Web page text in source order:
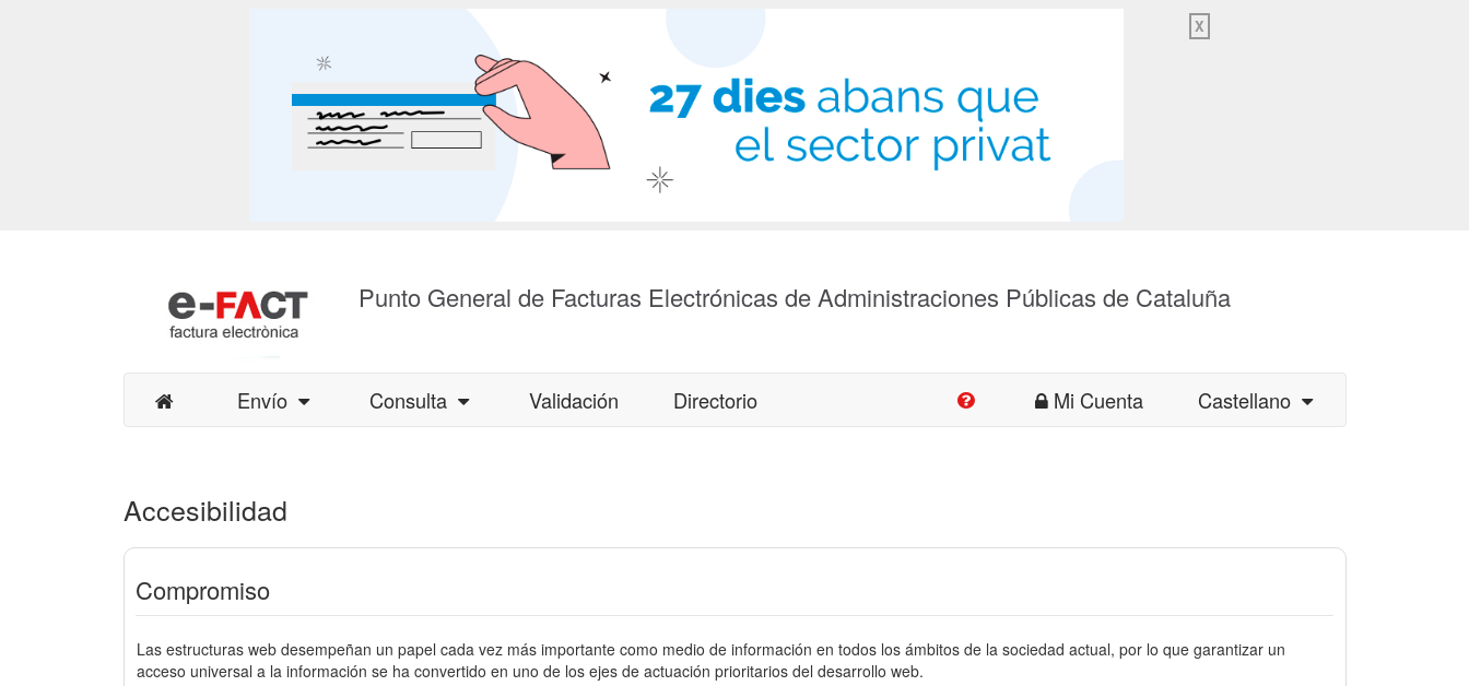
X
Punto General de Facturas Electrónicas de Administraciones Públicas de Cataluña
Envío Consulta Validación Directorio Mi Cuenta Castellano
Accesibilidad
Compromiso
Las estructuras web desempeñan un papel cada vez más importante como medio de información en todos los ámbitos de la sociedad actual, por lo que garantizar un
acceso universal a la información se ha convertido en uno de los ejes de actuación prioritarios del desarrollo web.